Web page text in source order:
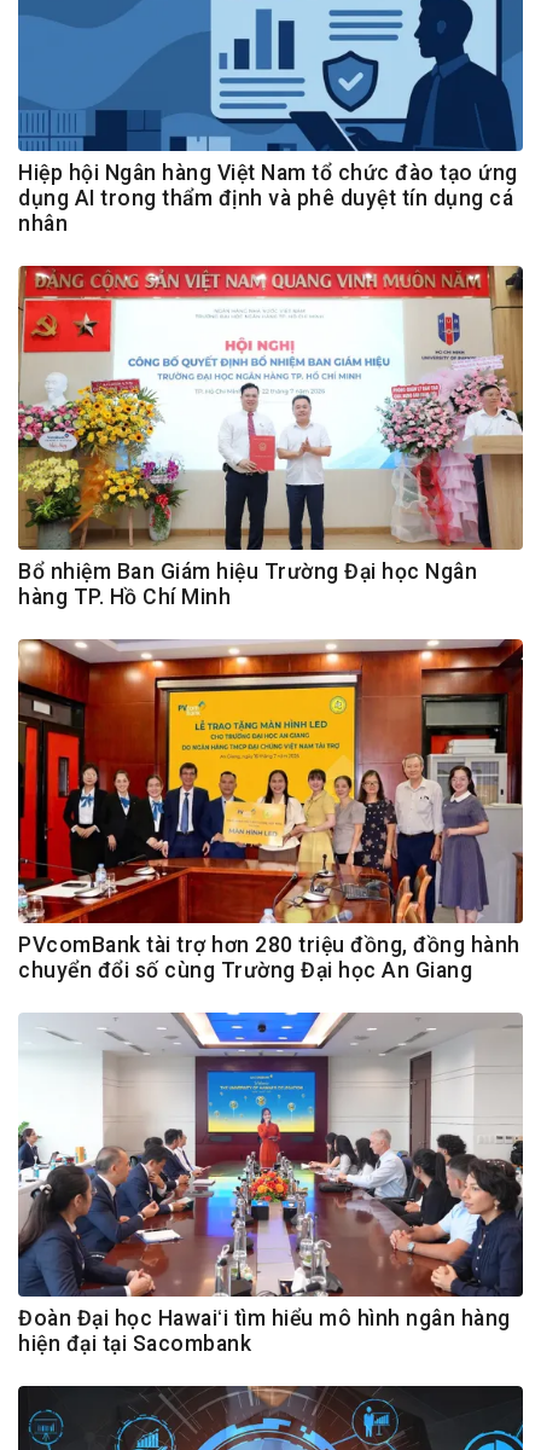
Hiệp hội Ngân hàng Việt Nam tổ chức đào tạo ứng
dụng AI trong thẩm định và phê duyệt tín dụng cá
nhân
Bổ nhiệm Ban Giám hiệu Trường Đại học Ngân
hàng TP. Hồ Chí Minh
PVcomBank tài trợ hơn 280 triệu đồng, đồng hành
chuyển đổi số cùng Trường Đại học An Giang
Đoàn Đại học Hawaiʻi tìm hiểu mô hình ngân hàng
hiện đại tại Sacombank